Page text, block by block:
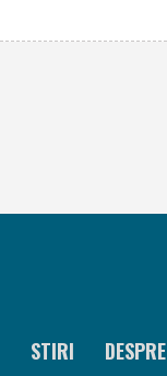
STIRI DESPRE